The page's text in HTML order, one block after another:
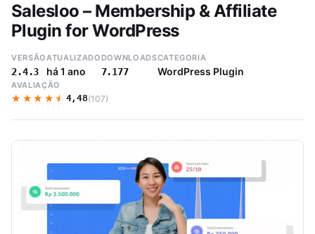
Salesloo – Membership & Affiliate
Plugin for WordPress
VERSÃO
2.4.3
ATUALIZADO
há 1 ano
DOWNLOADS
7.177
CATEGORIA
WordPress Plugin
AVALIAÇÃO
★★★★★
★★★★★ 4,48(107)